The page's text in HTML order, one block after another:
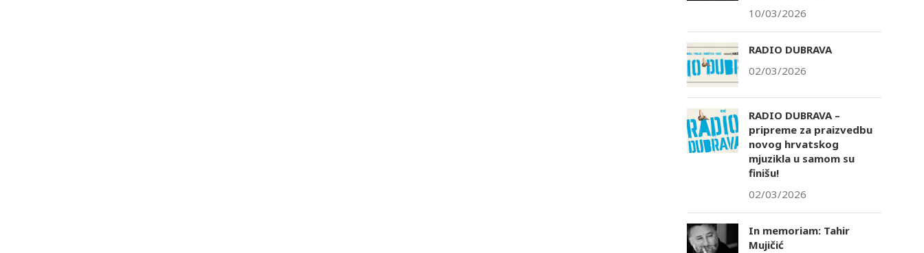
10/03/2026
RADIO DUBRAVA
02/03/2026
RADIO DUBRAVA –
pripreme za praizvedbu
novog hrvatskog
mjuzikla u samom su
finišu!
02/03/2026
In memoriam: Tahir
Mujičić